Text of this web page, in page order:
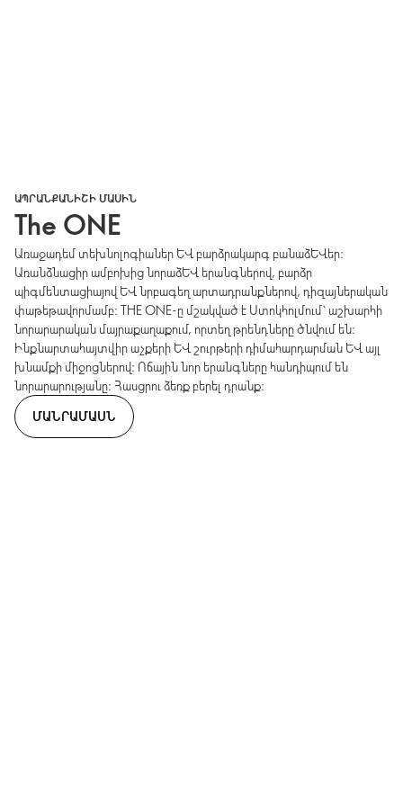
ԱՊՐԱՆՔԱՆԻՇԻ ՄԱՍԻՆ
The ONE
Առաջադեմ տեխնոլոգիաներ և բարձրակարգ բանաձևեր։
Առանձնացիր ամբոխից նորաձև երանգներով, բարձր
պիգմենտացիայով և նրբագեղ արտադրանքներով, դիզայներական
փաթեթավորմամբ։ THE ONE-ը մշակված է Ստոկհոլմում՝ աշխարհի
նորարարական մայրաքաղաքում, որտեղ թրենդները ծնվում են։
Ինքնարտահայտվիր աչքերի և շուրթերի դիմահարդարման և այլ
խնամքի միջոցներով։ Ոճային նոր երանգները հանդիպում են
նորարարությանը։ Հասցրու ձեռք բերել դրանք։
ՄԱՆՐԱՄԱՍՆ